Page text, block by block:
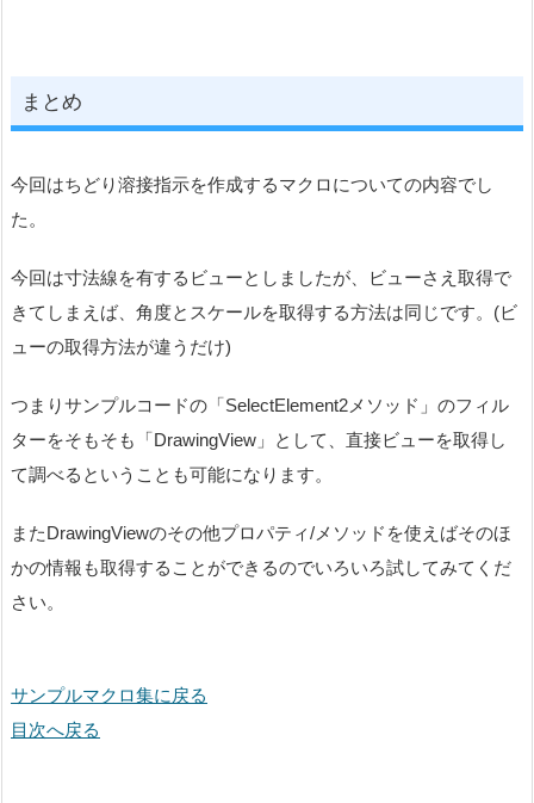
まとめ
今回はちどり溶接指示を作成するマクロについての内容でし
た。
今回は寸法線を有するビューとしましたが、ビューさえ取得で
きてしまえば、角度とスケールを取得する方法は同じです。(ビ
ューの取得方法が違うだけ)
つまりサンプルコードの「SelectElement2メソッド」のフィル
ターをそもそも「DrawingView」として、直接ビューを取得し
て調べるということも可能になります。
またDrawingViewのその他プロパティ/メソッドを使えばそのほ
かの情報も取得することができるのでいろいろ試してみてくだ
さい。
サンプルマクロ集に戻る
目次へ戻る